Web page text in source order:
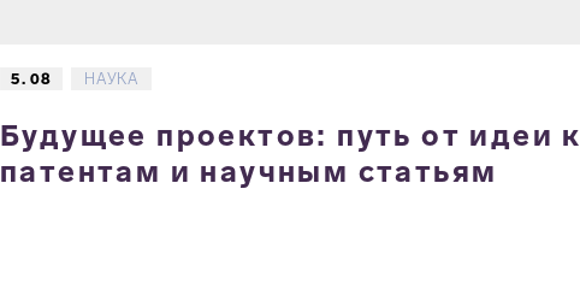
5. 08 НАУКА
Будущее проектов: путь от идеи к
патентам и научным статьям